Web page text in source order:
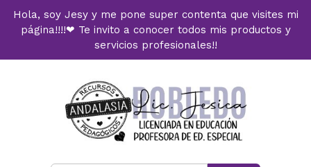
Hola, soy Jesy y me pone super contenta que visites mi
página!!!!❤ Te invito a conocer todos mis productos y
servicios profesionales!!